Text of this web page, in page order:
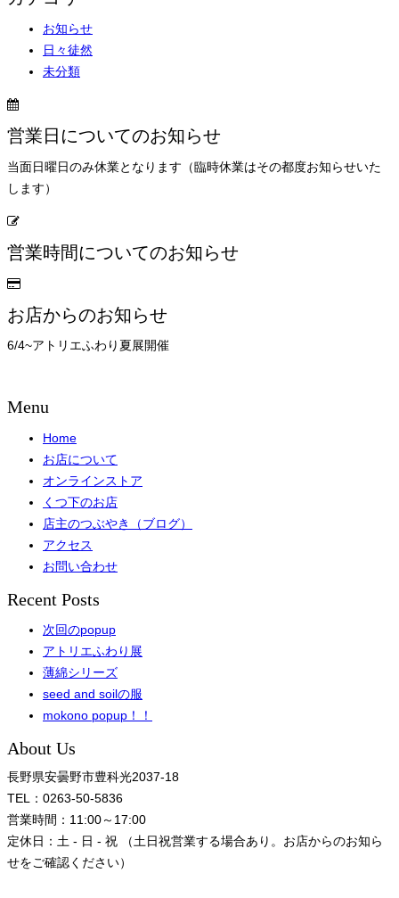
お知らせ
日々徒然
未分類
営業日についてのお知らせ
当面日曜日のみ休業となります（臨時休業はその都度お知らせいた
します）
営業時間についてのお知らせ
お店からのお知らせ
6/4~アトリエふわり夏展開催
Menu
Home
お店について
オンラインストア
くつ下のお店
店主のつぶやき（ブログ）
アクセス
お問い合わせ
Recent Posts
次回のpopup
アトリエふわり展
薄綿シリーズ
seed and soilの服
mokono popup！！
About Us
長野県安曇野市豊科光2037-18
TEL：0263-50-5836
営業時間：11:00～17:00
定休日：土 - 日 - 祝 （土日祝営業する場合あり。お店からのお知ら
せをご確認ください）